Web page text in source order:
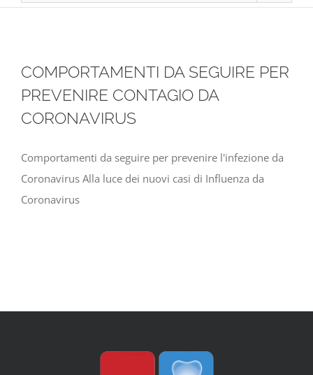
COMPORTAMENTI DA SEGUIRE PER
PREVENIRE CONTAGIO DA
CORONAVIRUS
Comportamenti da seguire per prevenire l'infezione da
Coronavirus Alla luce dei nuovi casi di Influenza da
Coronavirus